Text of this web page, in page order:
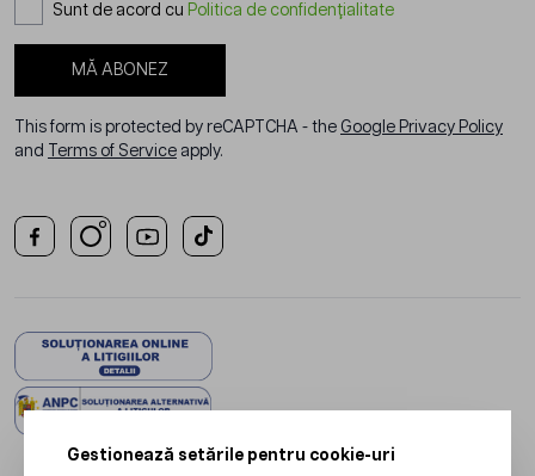
Sunt de acord cu Politica de confidențialitate
MĂ ABONEZ
This form is protected by reCAPTCHA - the Google Privacy Policy
and
Terms of Service apply.
Gestionează setările pentru cookie-uri